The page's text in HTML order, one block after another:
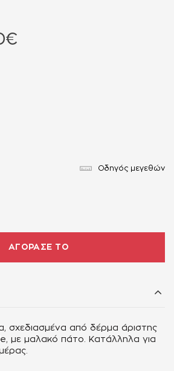
Οδηγός μεγεθών
ΑΓΟΡΑΣΕ ΤΟ
σχεδιασμένα από δέρμα άριστης
με μαλακό πάτο. Κατάλληλα για